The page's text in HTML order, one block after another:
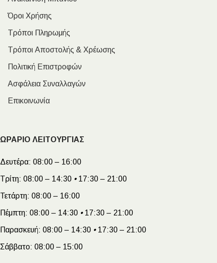
Όροι Χρήσης
Τρόποι Πληρωμής
Τρόποι Αποστολής & Χρέωσης
Πολιτική Επιστροφών
Ασφάλεια Συναλλαγών
Επικοινωνία
ΩΡΑΡΙΟ ΛΕΙΤΟΥΡΓΙΑΣ
Δευτέρα: 08:00 – 16:00
Τρίτη: 08:00 – 14:30 •17:30 – 21:00
Τετάρτη: 08:00 – 16:00
Πέμπτη: 08:00 – 14:30 •17:30 – 21:00
Παρασκευή: 08:00 – 14:30 •17:30 – 21:00
Σάββατο: 08:00 – 15:00